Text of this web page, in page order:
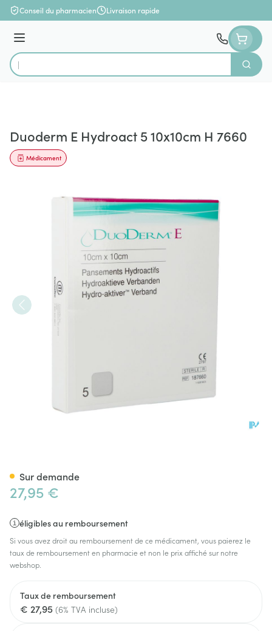
Aller au contenu
Conseil du pharmacien Livraison rapide
Menu
Rechercher
Duoderm E Hydroact 5 10x10cm H 7660
Médicament
27,95 €
éligibles au remboursement
Si vous avez droit au remboursement de ce médicament, vous paierez le
taux de remboursement en pharmacie et non le prix affiché sur notre
webshop.
Taux de remboursement
€ 27,95 (6% TVA incluse)
Sur demande